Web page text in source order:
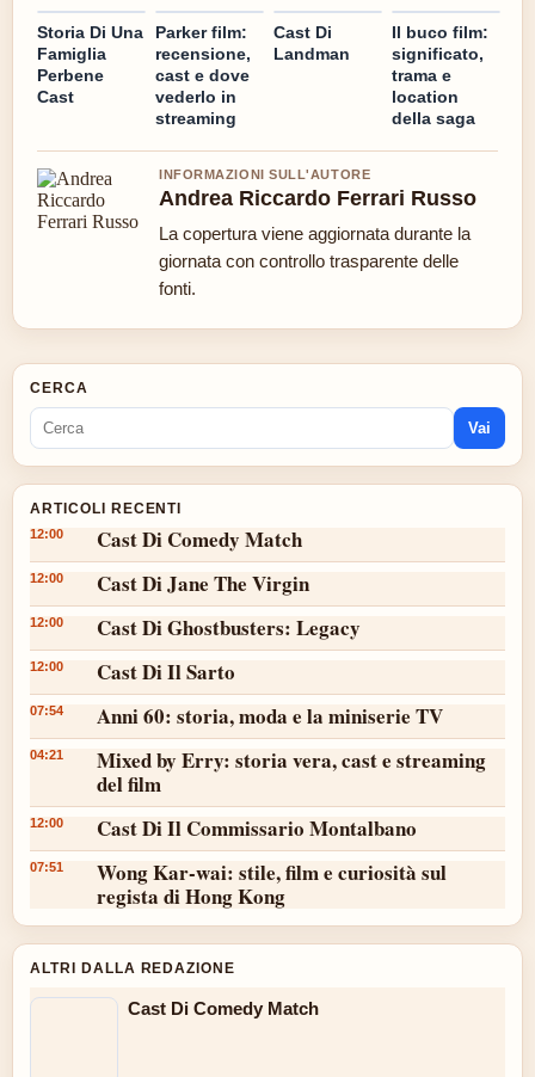
Storia Di Una
Famiglia
Perbene
Cast
Parker film:
recensione,
cast e dove
vederlo in
streaming
Cast Di
Landman
Il buco film:
significato,
trama e
location
della saga
INFORMAZIONI SULL'AUTORE
Andrea Riccardo Ferrari Russo
La copertura viene aggiornata durante la
giornata con controllo trasparente delle
fonti.
CERCA
Vai
ARTICOLI RECENTI
12:00 Cast Di Comedy Match
12:00 Cast Di Jane The Virgin
12:00 Cast Di Ghostbusters: Legacy
12:00 Cast Di Il Sarto
07:54 Anni 60: storia, moda e la miniserie TV
04:21
Mixed by Erry: storia vera, cast e streaming
del film
12:00 Cast Di Il Commissario Montalbano
07:51
Wong Kar-wai: stile, film e curiosità sul
regista di Hong Kong
ALTRI DALLA REDAZIONE
Cast Di Comedy Match